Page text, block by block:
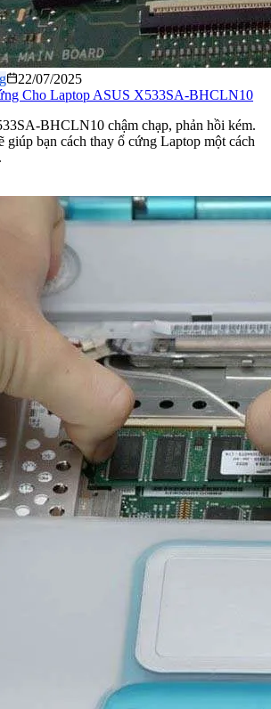
22/07/2025
Cho Laptop ASUS X533SA-BHCLN10
BHCLN10 chậm chạp, phản hồi kém.
giúp bạn cách thay ổ cứng Laptop một cách